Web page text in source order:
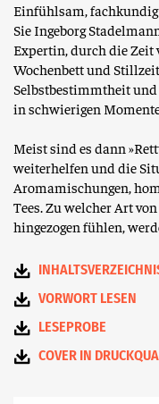
Einfühlsam,
Sie Ingeborg
Expertin, durch die Zeit
Wochenbett und
Selbstbestimmtheit
in schwierigen
Meist sind es dann
weiterhelfen und die
Aromamischungen,
Tees. Zu welcher Art
hingezogen fühlen,
VORWORT LESEN
LESEPROBE
COVER IN